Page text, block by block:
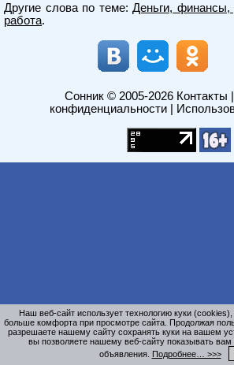
Другие слова по теме:Деньги,
работа.
Сонник© 2005-2026 Контакты
конфиденциальности|
Наш веб-сайт использует технологию куки
больше комфорта при просмотре сайта. Продолжая
разрешаете нашему сайту сохранять куки на вашем
вы позволяете нашему веб-сайту показывать
объявления. Подробнее… >>>